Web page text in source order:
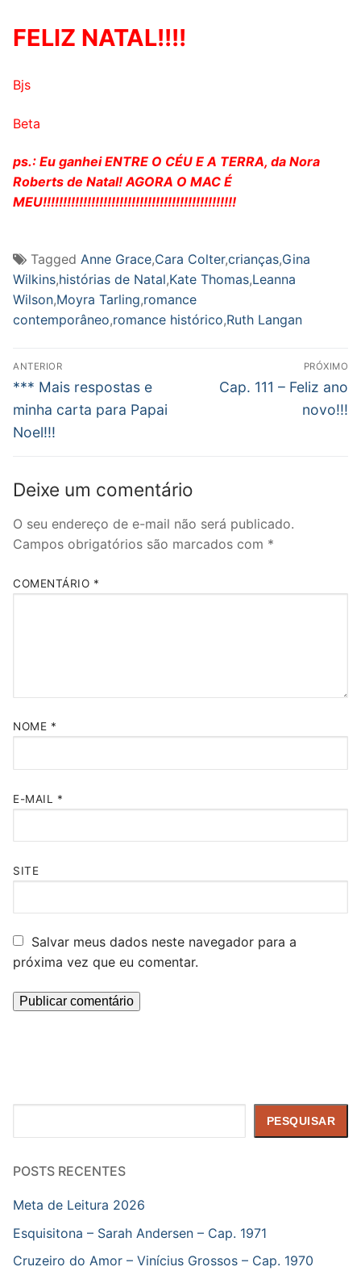
FELIZ NATAL!!!!
Bjs
Beta
ps.: Eu ganhei ENTRE O CÉU E A TERRA, da Nora
Roberts de Natal! AGORA O MAC É
MEU!!!!!!!!!!!!!!!!!!!!!!!!!!!!!!!!!!!!!!!!!!!!!!!!
Tagged Anne Grace,Cara Colter,crianças,Gina
Wilkins,histórias de Natal,Kate Thomas,Leanna
Wilson,Moyra Tarling,romance
contemporâneo,romance histórico,Ruth Langan
Navegação
de
Post
ANTERIOR
Post
anterior:
*** Mais respostas e
minha carta para Papai
Noel!!!
PRÓXIMO
Próximo
Cap. 111 – Feliz ano
novo!!!
Deixe um comentário
O seu endereço de e-mail não será publicado.
Campos obrigatórios são marcados com *
COMENTÁRIO *
NOME *
E-MAIL *
SITE
Salvar meus dados neste navegador para a
próxima vez que eu comentar.
PESQUISAR
POSTS RECENTES
Meta de Leitura 2026
Esquisitona – Sarah Andersen – Cap. 1971
Cruzeiro do Amor – Vinícius Grossos – Cap. 1970